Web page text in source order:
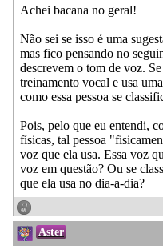
Achei bacana no geral!
Não sei se isso é uma
mas fico pensando no
descrevem o tom de voz.
treinamento vocal e usa
como essa pessoa se
Pois, pelo que eu entendi,
físicas, tal pessoa
voz que ela usa. Essa voz
voz em questão? Ou se
que ela usa no dia-a-dia?
Aster